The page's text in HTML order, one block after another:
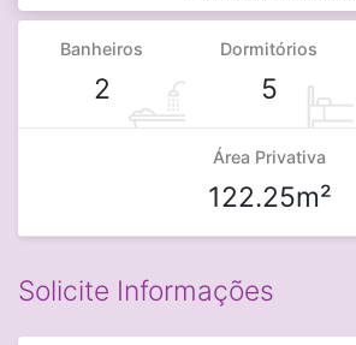
Banheiros
2
Dormitórios
5
Área Privativa
122.25m²
Solicite Informações